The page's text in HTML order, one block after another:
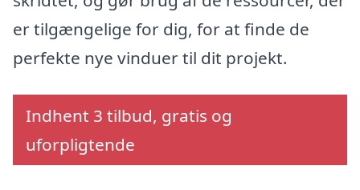
er tilgængelige for dig, for at finde de
perfekte nye vinduer til dit projekt.
Indhent 3 tilbud, gratis og
uforpligtende